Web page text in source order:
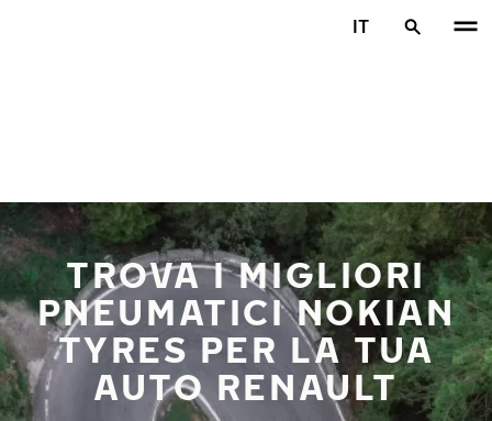
IT
TROVA I MIGLIORI
PNEUMATICI NOKIAN
TYRES PER LA TUA
AUTO RENAULT